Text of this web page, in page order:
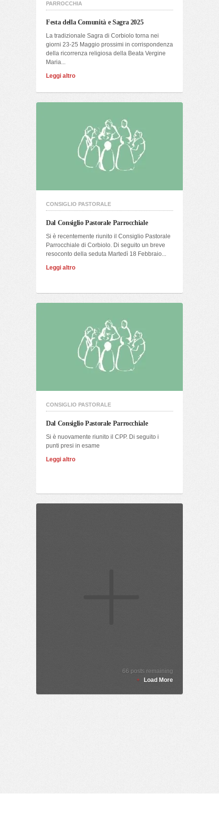
PARROCCHIA
Festa della Comunità e Sagra 2025
La tradizionale Sagra di Corbiolo torna nei
giorni 23-25 Maggio prossimi in corrispondenza
della ricorrenza religiosa della Beata Vergine
Maria...
Leggi altro
CONSIGLIO PASTORALE
Dal Consiglio Pastorale Parrocchiale
Si è recentemente riunito il Consiglio Pastorale
Parrocchiale di Corbiolo. Di seguito un breve
resoconto della seduta Martedì 18 Febbraio...
Leggi altro
CONSIGLIO PASTORALE
Dal Consiglio Pastorale Parrocchiale
Si è nuovamente riunito il CPP. Di seguito i
punti presi in esame
Leggi altro
66 posts remaining
+
Load More